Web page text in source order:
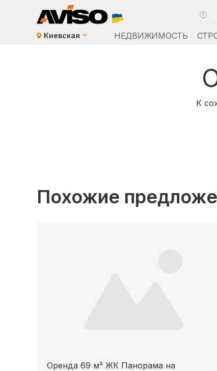
Киевская НЕДВИЖИМОСТЬ
К
Похожие
Оренда 69 м² ЖК Панорама на